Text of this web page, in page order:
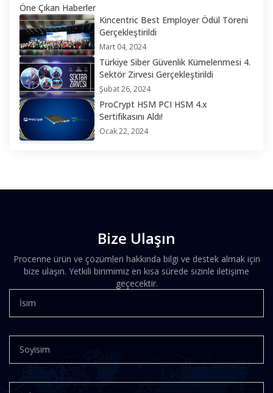
Öne Çıkan Haberler
Kincentric Best Employer Ödül Töreni
Gerçekleştirildi
Mart 04, 2024
Türkiye Siber Güvenlik Kümelenmesi 4.
Sektör Zirvesi Gerçekleştirildi
Şubat 26, 2024
ProCrypt HSM PCI HSM 4.x
Sertifikasını Aldı!
Ocak 22, 2024
Bize Ulaşın
Procenne ürün ve çözümleri hakkında bilgi ve destek almak için
bize ulaşın. Yetkili birimimiz en kısa sürede sizinle iletişime
geçecektir.